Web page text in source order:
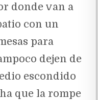
donde van a
con un
para
dejen de
escondido
que la rompe